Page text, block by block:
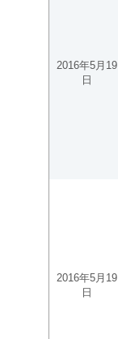
2016年5月19
日
2016年5月19
日